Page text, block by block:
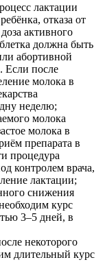
лактации
отказа от
активного
должна быть
абортивной
Если после
молока в
неделю;
молока
молока в
препарата в
процедура
контролем врача,
лактации;
снижения
курс
3–5 дней, в
некоторого
длительный курс